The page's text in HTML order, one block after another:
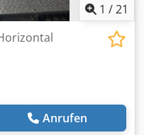
1 /21
Anrufen